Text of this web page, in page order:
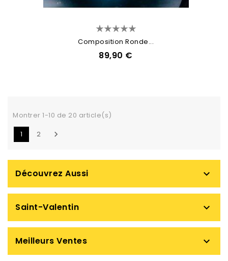
Composition Ronde...
89,90 €
Montrer 1-10 de 20 article(s)
1
2 
Découvrez Aussi 
Saint-Valentin 
Meilleurs Ventes 